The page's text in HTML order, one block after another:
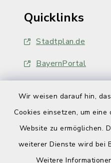
Wir weisen darauf hin,
Cookies einsetzen, um
Website zu ermöglichen.
weiterer Dienste wird bei
Weitere
Quicklinks
Stadtplan.de
BayernPortal